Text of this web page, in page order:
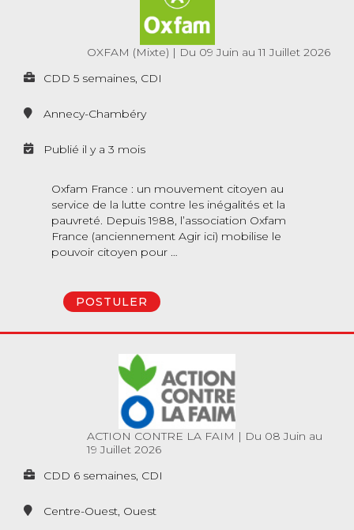
OXFAM (Mixte) | Du 09 Juin au 11 Juillet 2026
CDD 5 semaines, CDI
Annecy-Chambéry
Publié il y a 3 mois
Oxfam France : un mouvement citoyen au
service de la lutte contre les inégalités et la
pauvreté. Depuis 1988, l’association Oxfam
France (anciennement Agir ici) mobilise le
pouvoir citoyen pour …
POSTULER
ACTION CONTRE LA FAIM | Du 08 Juin au
19 Juillet 2026
CDD 6 semaines, CDI
Centre-Ouest, Ouest